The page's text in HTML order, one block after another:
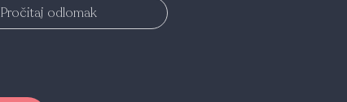
Pročitaj odlomak